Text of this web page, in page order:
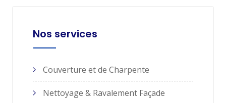
Nos services
Couverture et de Charpente
Nettoyage & Ravalement Façade